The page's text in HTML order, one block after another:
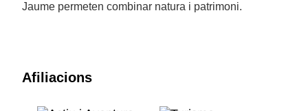
Jaume permeten combinar natura i patrimoni.
Afiliacions